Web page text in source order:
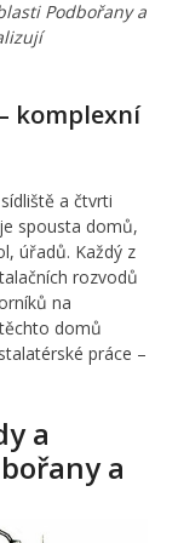
Podbořany a
komplexní
a čtvrti
spousta domů,
úřadů. Každý z
rozvodů
na
domů
práce –
a
a